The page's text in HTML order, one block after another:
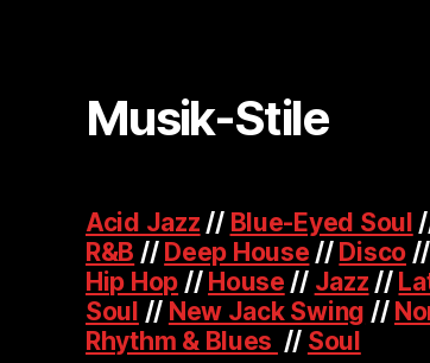
Musik-Stile
Acid Jazz // Blue-Eyed Soul
R&B // Deep House // Disco //
Hip Hop // House // Jazz //
Soul // New Jack Swing //
Rhythm & Blues // Soul